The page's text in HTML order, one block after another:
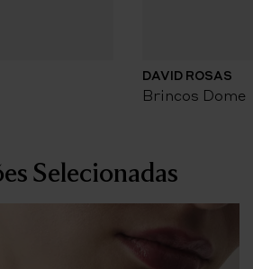
DAVID ROSAS
Brincos Dome
Selecionadas